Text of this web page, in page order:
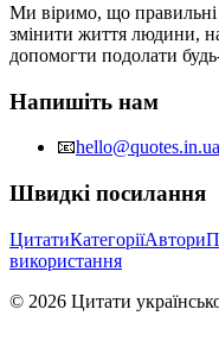
Ми віримо, що
змінити життя людини,
допомогти подолати
Напишіть нам
📧hello@quotes.in.ua
Швидкі посилання
ЦитатиКатегоріїАвтори
використання
© 2026 Цитати